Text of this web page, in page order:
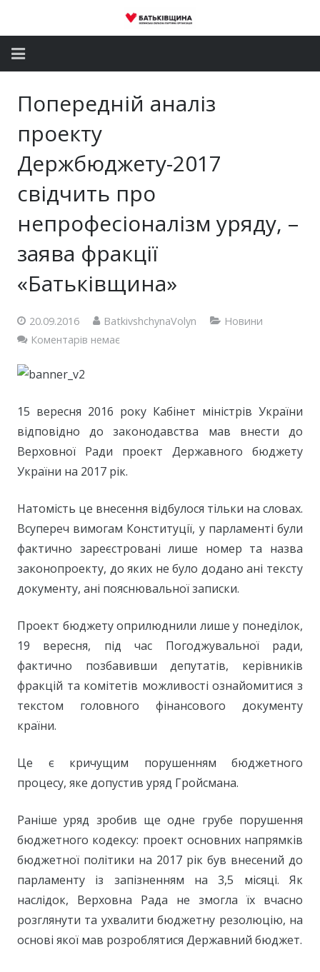
Партія
Депутатський корпус
Громадські приймальні
Контакти
Попередній аналіз
проекту
Держбюджету-2017
свідчить про
непрофесіоналізм уряду, –
заява фракції
«Батьківщина»
20.09.2016 BatkivshchynaVolyn
Новини
Коментарів немає
15 вересня 2016 року Кабінет міністрів України
відповідно до законодавства мав внести до
Верховної Ради проект Державного бюджету
України на 2017 рік.
Натомість це внесення відбулося тільки на словах.
Всупереч вимогам Конституції, у парламенті були
фактично зареєстровані лише номер та назва
законопроекту, до яких не було додано ані тексту
документу, ані пояснювальної записки.
Проект бюджету оприлюднили лише у понеділок,
19 вересня, під час Погоджувальної ради,
фактично позбавивши депутатів, керівників
фракцій та комітетів можливості ознайомитися з
текстом головного фінансового документу
країни.
Це є кричущим порушенням бюджетного
процесу, яке допустив уряд Гройсмана.
Раніше уряд зробив ще одне грубе порушення
бюджетного кодексу: проект основних напрямків
бюджетної політики на 2017 рік був внесений до
парламенту із запізненням на 3,5 місяці. Як
наслідок, Верховна Рада не змогла їх вчасно
розглянути та ухвалити бюджетну резолюцію, на
основі якої мав розроблятися Державний бюджет.